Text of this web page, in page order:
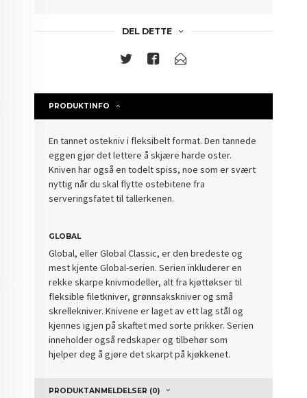
DEL DETTE
PRODUKTINFO
En tannet ostekniv i fleksibelt format. Den tannede
eggen gjør det lettere å skjære harde oster.
Kniven har også en todelt spiss, noe som er svært
nyttig når du skal flytte ostebitene fra
serveringsfatet til tallerkenen.
GLOBAL
Global, eller Global Classic, er den bredeste og
mest kjente Global-serien. Serien inkluderer en
rekke skarpe knivmodeller, alt fra kjøttøkser til
fleksible filetkniver, grønnsakskniver og små
skrellekniver. Knivene er laget av ett lag stål og
kjennes igjen på skaftet med sorte prikker. Serien
inneholder også redskaper og tilbehør som
hjelper deg å gjøre det skarpt på kjøkkenet.
PRODUKTANMELDELSER (0)